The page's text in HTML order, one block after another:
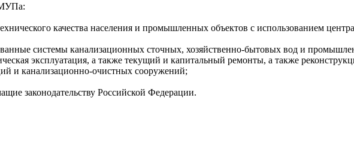
МУПа:
качества населения и промышленных объектов с использованием
системы канализационных сточных, хозяйственно-бытовых вод и
эксплуатация, а также текущий и капитальный ремонты, а также
и канализационно-очистных сооружений;
законодательству Российской Федерации.